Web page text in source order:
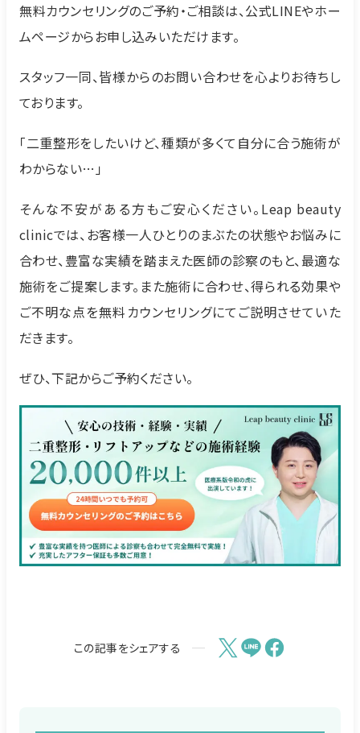
無料カウンセリングのご予約・ご相談は、公式LINEやホー
ムページからお申し込みいただけます。
スタッフ一同、皆様からのお問い合わせを心よりお待ちし
ております。
「二重整形をしたいけど、種類が多くて自分に合う施術が
わからない…」
そんな不安がある方もご安心ください。Leap beauty
clinicでは、お客様一人ひとりのまぶたの状態やお悩みに
合わせ、豊富な実績を踏まえた医師の診察のもと、最適な
施術をご提案します。また施術に合わせ、得られる効果や
ご不明な点を無料カウンセリングにてご説明させていた
だきます。
ぜひ、下記からご予約ください。
この記事をシェアする